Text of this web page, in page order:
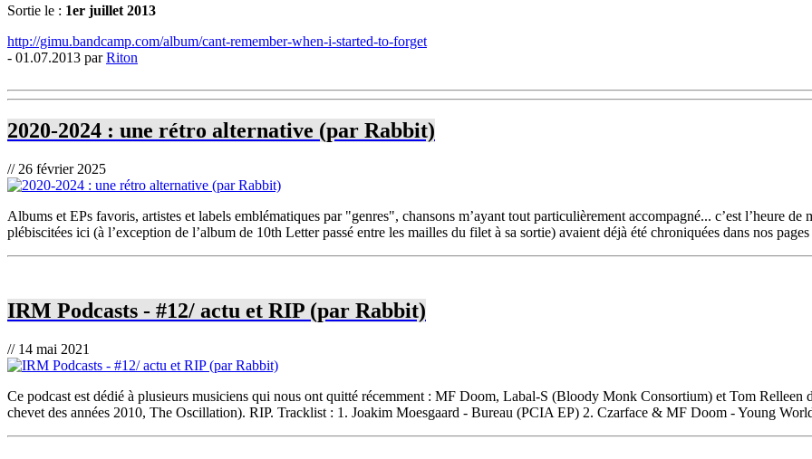
Sortie le : 1er juillet 2013
http://gimu.bandcamp.com/album/cant-remember-when-i-started-to-forget
- 01.07.2013 parRiton
2020-2024 : une rétro alternative (par Rabbit)
// 26 février 2025
Albums et EPs favoris, artistes et labels emblématiques par "genres", chansons m’ayant tout particulièrement accompagné... c’est l’heure de
plébiscitées ici (à l’exception de l’album de 10th Letter passé entre les mailles du filet à sa sortie) avaient déjà été chroniquées dans nos
IRM Podcasts - #12/ actu et RIP (par Rabbit)
// 14 mai 2021
Ce podcast est dédié à plusieurs musiciens qui nous ont quitté récemment : MF Doom, Labal-S (Bloody Monk Consortium) et Tom Relleen
chevet des années 2010, The Oscillation). RIP. Tracklist : 1. Joakim Moesgaard - Bureau (PCIA EP) 2. Czarface & MF Doom - Young